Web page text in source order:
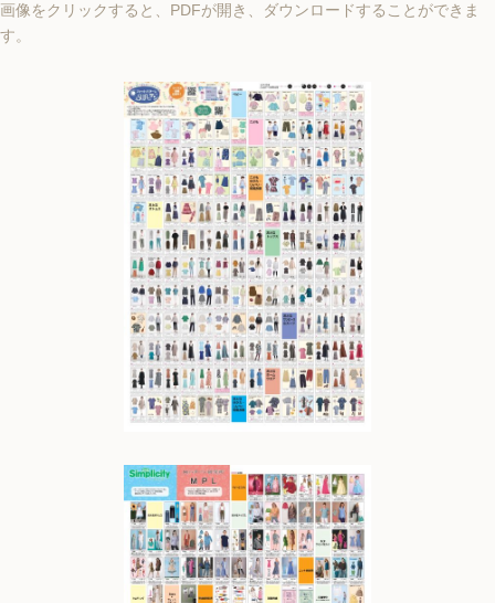
画像をクリックすると、PDFが開き、ダウンロードすることができま
す。